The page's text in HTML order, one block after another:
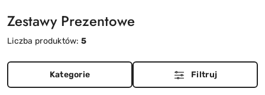
Zestawy Prezentowe
Liczba produktów:5
Kategorie Filtruj